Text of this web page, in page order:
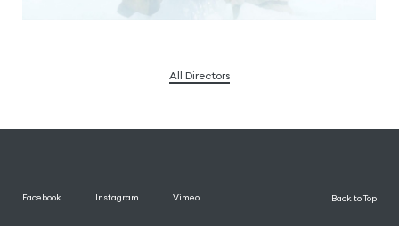
All Directors
Facebook Instagram Vimeo Back to Top